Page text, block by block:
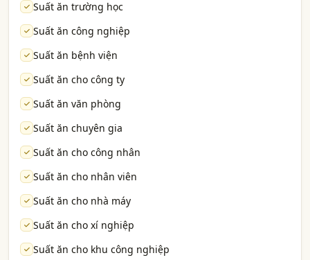
Suất ăn trường học
Suất ăn công nghiệp
Suất ăn bệnh viện
Suất ăn cho công ty
Suất ăn văn phòng
Suất ăn chuyên gia
Suất ăn cho công nhân
Suất ăn cho nhân viên
Suất ăn cho nhà máy
Suất ăn cho xí nghiệp
Suất ăn cho khu công nghiệp